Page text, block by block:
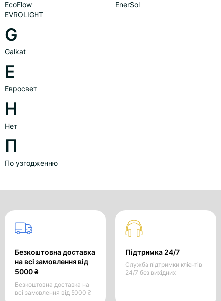
EcoFlow
EnerSol
EVROLIGHT
G
Galkat
Е
Евросвет
Н
Нет
П
По узгодженню
Безкоштовна доставка
на всі замовлення від
5000 ₴
Безкоштовна доставка на
всі замовлення від 5000 ₴
Підтримка 24/7
Служба підтримки клієнтів
24/7 без вихідних